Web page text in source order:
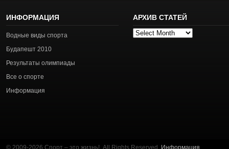
ИНФОРМАЦИЯ
Водные виды спорта
Будапешт 2010
Результаты олимпиады
Все о спорте
Информация
АРХИВ СТАТЕЙ
Архив
© 2009-2026 Спорт – это жизнь!. All Rights Reserved. Информация